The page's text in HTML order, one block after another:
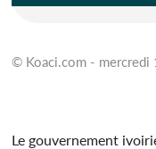
© Koaci.com -
Le gouvernement